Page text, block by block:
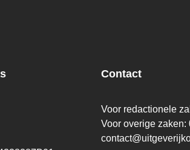
Contact
Voor redactionele
Voor overige zaken: